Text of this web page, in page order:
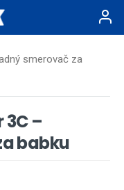
smerovač za
3C –
babku